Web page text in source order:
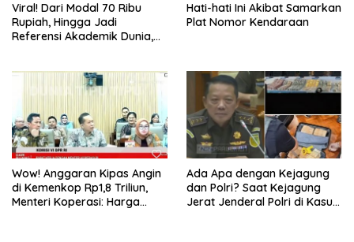
Viral! Dari Modal 70 Ribu
Rupiah, Hingga Jadi
Referensi Akademik Dunia,
Hati-hati Ini Akibat Samarkan
Plat Nomor Kendaraan
Wow! Anggaran Kipas Angin
di Kemenkop Rp1,8 Triliun,
Menteri Koperasi: Harga
Ada Apa dengan Kejagung
dan Polri? Saat Kejagung
Jerat Jenderal Polri di Kasus